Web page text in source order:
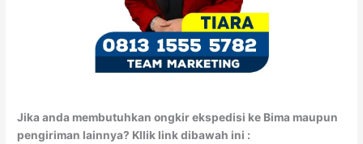
Jika anda membutuhkan ongkir ekspedisi ke Bima maupun
pengiriman lainnya? Kllik link dibawah ini :